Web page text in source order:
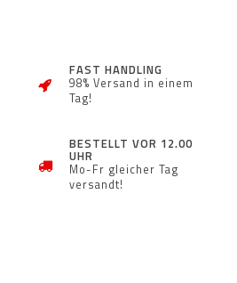
FAST HANDLING
98% Versand in einem
Tag!
BESTELLT VOR 12.00
UHR
Mo-Fr gleicher Tag
versandt!